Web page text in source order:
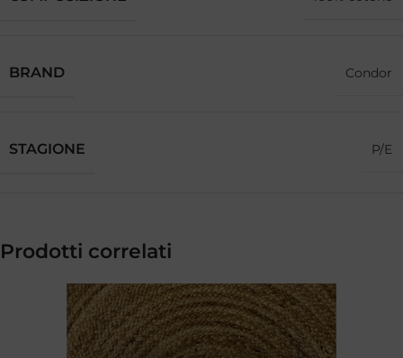
BRAND Condor
STAGIONE P/E
Prodotti correlati